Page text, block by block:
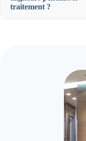
traitement ?